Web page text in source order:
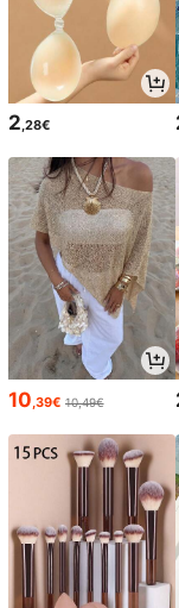
2,28€
10 ,39€ 10,49€